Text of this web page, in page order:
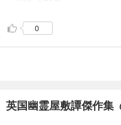
0
英国幽霊屋敷譚傑作集